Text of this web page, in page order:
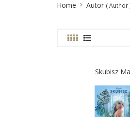
Home Autor ( Author
Skubisz